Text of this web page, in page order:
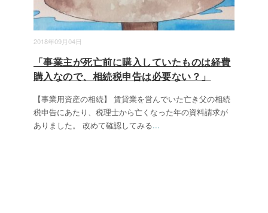
2018年09月04日
「事業主が死亡前に購入していたものは経費
購入なので、相続税申告は必要ない？」
【事業用資産の相続】 賃貸業を営んでいた亡き父の相続
税申告にあたり、税理士から亡くなった年の資料請求が
ありました。 改めて確認してみる...